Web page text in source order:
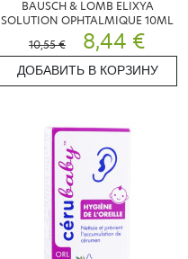
BAUSCH & LOMB ELIXYA
SOLUTION OPHTALMIQUE 10ML
10,55 €
8,44 €
ДОБАВИТЬ В КОРЗИНУ